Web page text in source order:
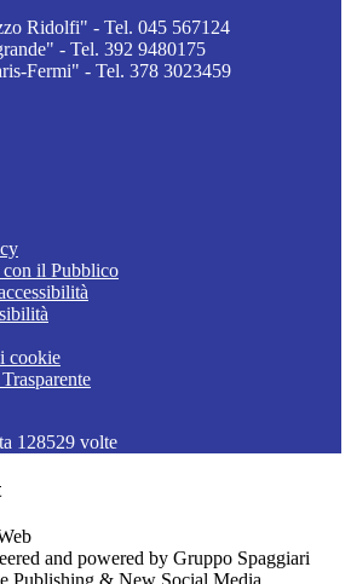
Ridolfi" - Tel. 045 567124
- Tel. 392 9480175
Fermi" - Tel. 378 3023459
il Pubblico
cookie
128529 volte
and powered by Gruppo Spaggiari
Publishing & New Social Media